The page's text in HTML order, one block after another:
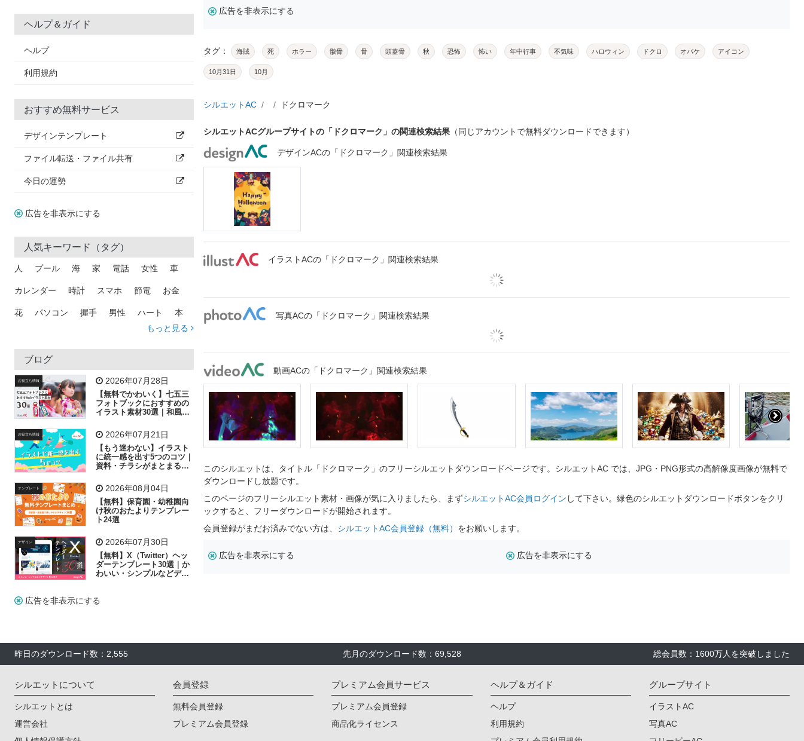
ヘルプ＆ガイド
ヘルプ
利用規約
おすすめ無料サービス
デザインテンプレート
ファイル転送・ファイル共有
今日の運勢
広告を非表示にする
人気キーワード（タグ）
人 プール 海 家 電話 女性 車
カレンダー 時計 スマホ 節電 お金
花 パソコン 握手 男性 ハート 本
トラック 木
吹き出し
飛行機 グラフ ビル 魚 家族 書類
歩く 工場 会社 太陽 キラキラ
子供 作業員 相談 ピクトグラム
もっと見る
ブログ
お役立ち情報 2026年07月28日
【無料でかわいく】七五三
フォトブックにおすすめの
イラスト素材30選｜和風の
お役立ち情報 2026年07月21日
【もう迷わない】イラスト
に統一感を出す5つのコツ｜
資料・チラシがまとまるフ
テンプレート 2026年08月04日
【無料】保育園・幼稚園向
け秋のおたよりテンプレー
ト24選
デザイン 2026年07月30日
【無料】X（Twitter）ヘッ
ダーテンプレート30選｜か
わいい・シンプルなどデザ
広告を非表示にする
広告を非表示にする
タグ： 海賊 死 ホラー 骸骨 骨 頭蓋骨 秋 恐怖 怖い 年中行事 不気味 ハロウィン ドクロ オバケ アイコン
10月31日 10月
シルエットAC ドクロマーク
シルエットACグループサイトの「ドクロマーク」の関連検索結果 （同じアカウントで無料ダウンロードできます）
デザインACの「ドクロマーク」関連検索結果
イラストACの「ドクロマーク」関連検索結果
写真ACの「ドクロマーク」関連検索結果
動画ACの「ドクロマーク」関連検索結果
このシルエットは、タイトル「ドクロマーク」のフリーシルエットダウンロードページです。シルエットAC では、JPG・PNG形式の高解像度画像が無料で
ダウンロードし放題です。
このページのフリーシルエット素材・画像が気に入りましたら、まずシルエットAC会員ログイン して下さい。緑色のシルエットダウンロードボタンをクリ
ックすると、フリーダウンロードが開始されます。
会員登録がまだお済みでない方は、 シルエットAC会員登録（無料） をお願いします。
広告を非表示にする 広告を非表示にする
昨日のダウンロード数：2,555 先月のダウンロード数：69,528 総会員数：1600万人を突破しました
シルエットについて
シルエットとは
運営会社
会員登録
無料会員登録
プレミアム会員登録
プレミアム会員サービス
プレミアム会員登録
商品化ライセンス
ヘルプ＆ガイド
ヘルプ
利用規約
グループサイト
イラストAC
写真AC